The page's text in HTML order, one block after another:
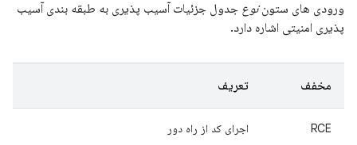
ورودی های ستوننوع جدول جزئیات آسیب پذیری به طبقه بندی آسیب
پذیری امنیتی اشاره دارد.
مخفف تعریف
RCE اجرای کد از راه دور